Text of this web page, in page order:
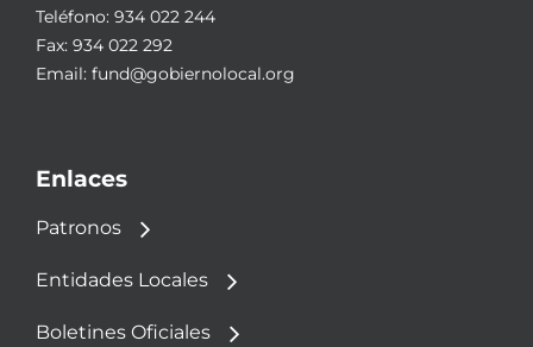
Teléfono: 934 022 244
Fax: 934 022 292
Email: fund@gobiernolocal.org
Enlaces
Patronos
Entidades Locales
Boletines Oficiales